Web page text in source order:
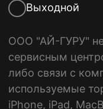
Выходной
ООО "АЙ-ГУРУ"
сервисным
либо связи с
используемые
iPhone, iPad,